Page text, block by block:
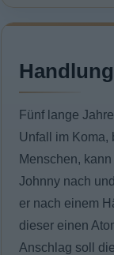
Fünf lange
Unfall im Koma,
Menschen,
Johnny nach
er nach einem
dieser einen
Anschlag soll